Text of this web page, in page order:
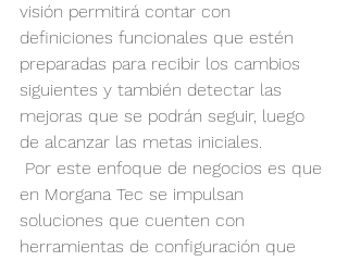
visión permitirá contar con
definiciones funcionales que estén
preparadas para recibir los cambios
siguientes y también detectar las
mejoras que se podrán seguir, luego
de alcanzar las metas iniciales.
en Morgana Tec se impulsan
soluciones que cuenten con
herramientas de configuración que